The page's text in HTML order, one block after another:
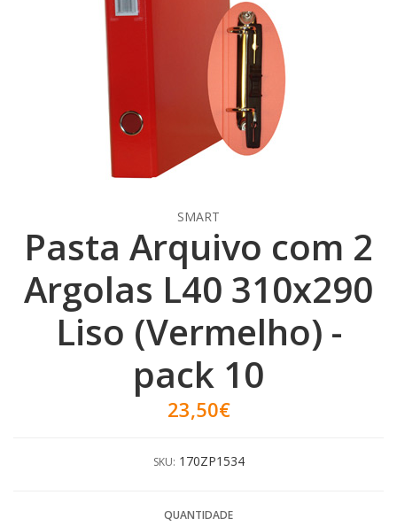
SMART
Pasta Arquivo com 2
Argolas L40 310x290
Liso (Vermelho) -
pack 10
23,50€
SKU: 170ZP1534
QUANTIDADE